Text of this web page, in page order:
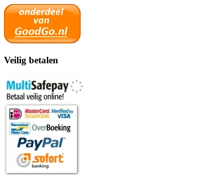
Veilig betalen